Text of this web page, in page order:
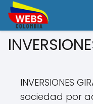
INVERSIONES
sociedad por